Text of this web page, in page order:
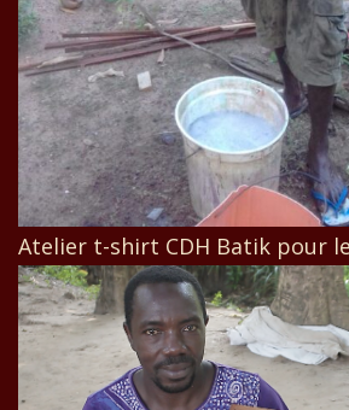
Atelier t-shirt CDH Batik pour